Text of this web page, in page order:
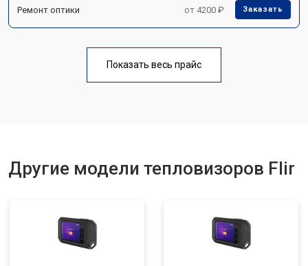
Ремонт оптики от 4200 ₽ Заказать
Показать весь прайс
Другие модели тепловизоров Flir